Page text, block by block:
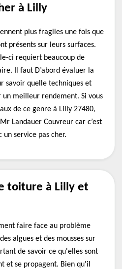
à Lilly
plus fragiles une fois que
présents sur leurs surfaces.
ci requiert beaucoup de
Il faut D’abord évaluer la
savoir quelle techniques et
meilleur rendement. Si vous
de ce genre à Lilly 27480,
Landauer Couvreur car c’est
service pas cher.
toiture à Lilly et
faire face au problème
algues et des mousses sur
de savoir ce qu'elles sont
et se propagent. Bien qu'il